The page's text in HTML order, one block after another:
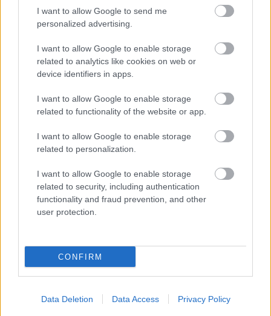
I want to allow Google to send me
personalized advertising.
I want to allow Google to enable storage
related to analytics like cookies on web or
device identifiers in apps.
I want to allow Google to enable storage
related to functionality of the website or app.
I want to allow Google to enable storage
related to personalization.
I want to allow Google to enable storage
related to security, including authentication
functionality and fraud prevention, and other
user protection.
CONFIRM
Data Deletion Data Access Privacy Policy
ENERGIATAKARÉKOSSÁG: KORÁBBAN KEZDŐDIK
A GYŐRI AUDI ETO KC PÉNTEKI FELKÉSZÜLÉSI
Az energiaellátás tehermentesítése érdekében másfél órával
előrébb hozták a Brest Bretagne Handball elleni találkozó
1 hozzászólás